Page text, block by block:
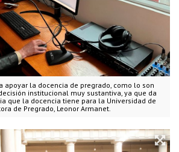
apoyar la docencia de pregrado, como lo son
decisión institucional muy sustantiva, ya que da
que la docencia tiene para la Universidad de
de Pregrado, Leonor Armanet.